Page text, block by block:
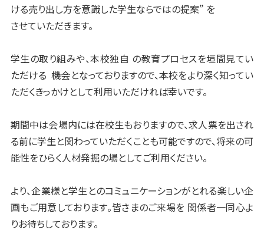
ける売り出し方を意識した学生ならではの提案” を
させていただきます。
学生の取り組みや、本校独自 の教育プロセスを垣間見てい
ただける 機会となっておりますので、本校をより深く知ってい
ただくきっかけとして利用いただければ幸いです。
期間中は会場内には在校生もおりますので、求人票を出され
る前に学生と関わっていただくことも可能ですので、将来の可
能性をひらく人材発掘の場としてご利用ください。
より、企業様と学生とのコミュニケーションがとれる楽しい企
画もご用意しております。皆さまのご来場を 関係者一同心よ
りお待ちしております。